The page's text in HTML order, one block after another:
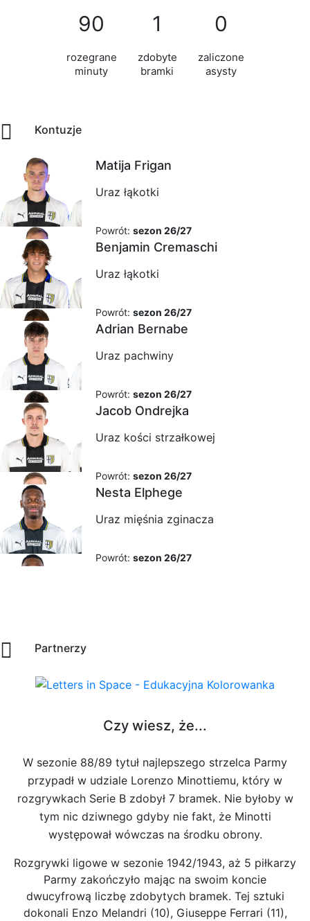
90
rozegrane
minuty
1
zdobyte
bramki
0
zaliczone
asysty
Kontuzje
Matija Frigan
Uraz łąkotki
Powrót: sezon 26/27
Benjamin Cremaschi
Uraz łąkotki
Powrót: sezon 26/27
Adrian Bernabe
Uraz pachwiny
Powrót: sezon 26/27
Jacob Ondrejka
Uraz kości strzałkowej
Powrót: sezon 26/27
Nesta Elphege
Uraz mięśnia zginacza
Powrót: sezon 26/27
Partnerzy
Czy wiesz, że...
W sezonie 88/89 tytuł najlepszego strzelca Parmy
przypadł w udziale Lorenzo Minottiemu, który w
rozgrywkach Serie B zdobył 7 bramek. Nie byłoby w
tym nic dziwnego gdyby nie fakt, że Minotti
występował wówczas na środku obrony.
Rozgrywki ligowe w sezonie 1942/1943, aż 5 piłkarzy
Parmy zakończyło mając na swoim koncie
dwucyfrową liczbę zdobytych bramek. Tej sztuki
dokonali Enzo Melandri (10), Giuseppe Ferrari (11),